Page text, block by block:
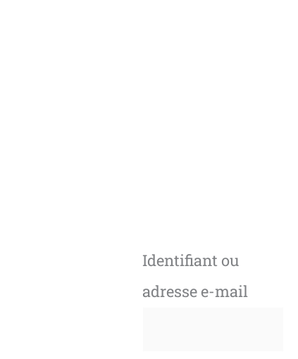
Identifiant ou
adresse e-mail